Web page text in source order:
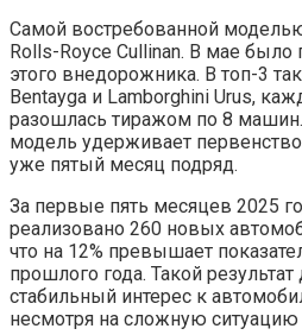
Самой востребованной
Rolls-Royce Cullinan. В мае
этого внедорожника. В топ-3
Bentayga и Lamborghini Urus,
разошлась тиражом по 8
модель удерживает
уже пятый месяц подряд.
За первые пять месяцев 2025
реализовано 260 новых
что на 12% превышает
прошлого года. Такой
стабильный интерес к
несмотря на сложную